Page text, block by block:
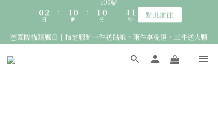
🚛 登入會員｜即享2000免運 🚛 會員中心完成訂閱，再送50元購
1
🦉國際貓頭鷹日｜指定服飾一件送貼紙，兩件享免運，三件送大顆
胸章🦉
2
19
7
日
3
2
0
2
1
時
3
2
0
2
1
分
6
5
3
2
1
秒 點此前往
🚛 登入會員｜即享2000免運 🚛 會員中心完成訂閱，再送50元購